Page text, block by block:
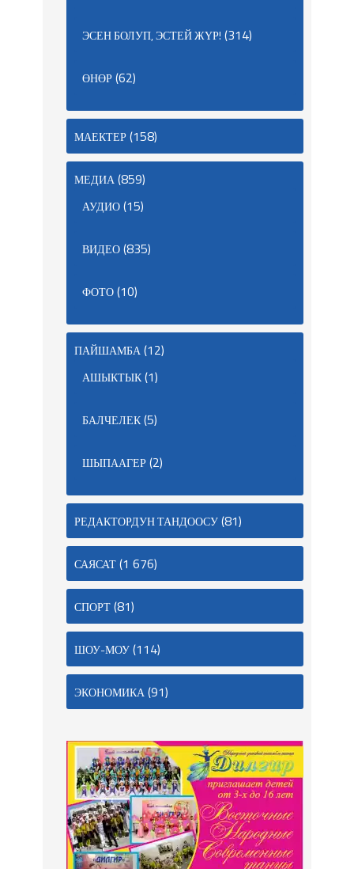
ЭСЕН БОЛУП, ЭСТЕЙ ЖҮР! (314)
ӨНӨР(62)
МАЕКТЕР(158)
МЕДИА(859)
АУДИО(15)
ВИДЕО(835)
ФОТО(10)
ПАЙШАМБА(12)
АШЫКТЫК(1)
БАЛЧЕЛЕК(5)
ШЫПААГЕР(2)
РЕДАКТОРДУН ТАНДООСУ(81)
САЯСАТ(1 676)
СПОРТ(81)
ШОУ-МОУ(114)
ЭКОНОМИКА(91)